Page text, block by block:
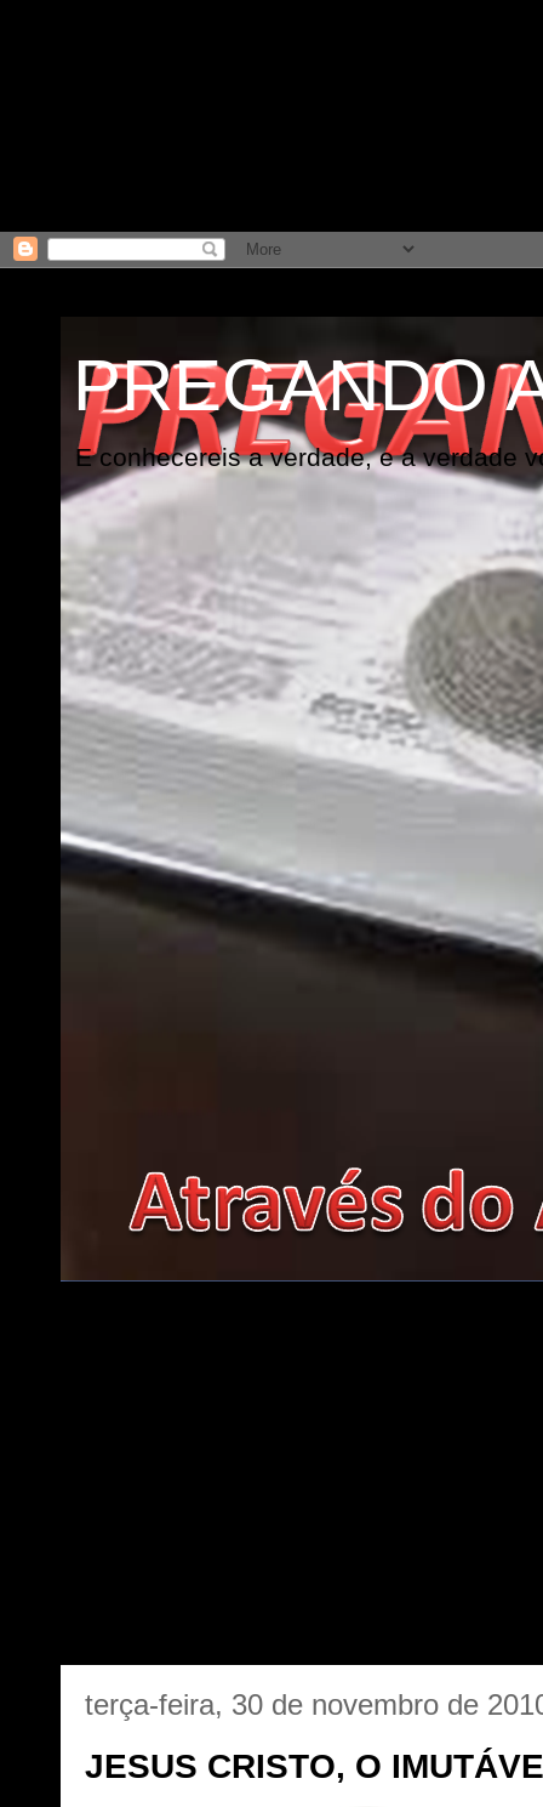
PREGANDO
E conhecereis a verdade, e a verdade
terça-feira, 30 de novembro de
JESUS CRISTO, O